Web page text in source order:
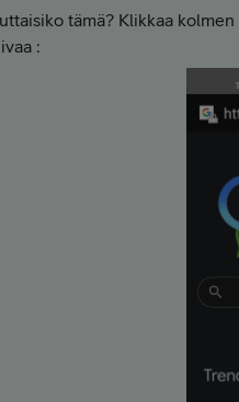
tämä? Klikkaa
: